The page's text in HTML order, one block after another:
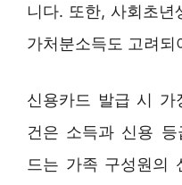
니다. 또한, 사회초
가처분소득도 고려되
신용카드 발급 시 가
건은 소득과 신용 등
드는 가족 구성원의